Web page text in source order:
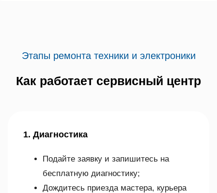
Этапы ремонта техники и электроники
Как работает сервисный центр
1. Диагностика
Подайте заявку и запишитесь на
бесплатную диагностику;
Дождитесь приезда мастера, курьера